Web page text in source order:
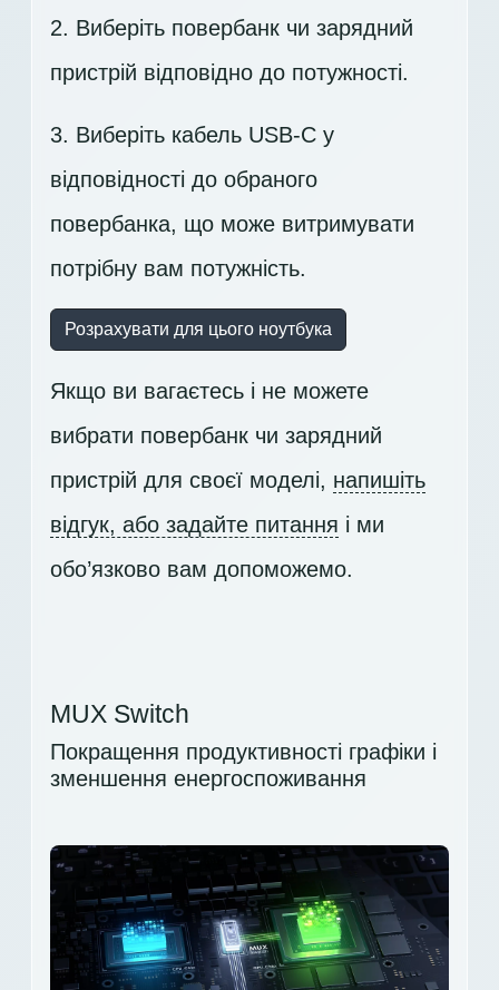
2. Виберіть повербанк чи зарядний
пристрій відповідно до потужності.
3. Виберіть кабель USB-C у
відповідності до обраного
повербанка, що може витримувати
потрібну вам потужність.
Розрахувати для цього ноутбука
Якщо ви вагаєтесь і не можете
вибрати повербанк чи зарядний
пристрій для своєї моделі, напишіть
відгук, або задайте питання і ми
обо’язково вам допоможемо.
MUX Switch
Покращення продуктивності графіки і
зменшення енергоспоживання